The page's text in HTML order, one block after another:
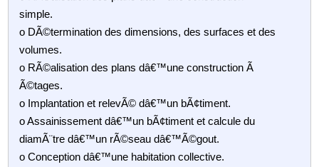
simple.
o DÃ©termination des dimensions, des surfaces et des
volumes.
o RÃ©alisation des plans dâ€™une construction Ã
Ã©tages.
o Implantation et relevÃ© dâ€™un bÃ¢timent.
o Assainissement dâ€™un bÃ¢timent et calcule du
diamÃ¨tre dâ€™un rÃ©seau dâ€™Ã©gout.
o Conception dâ€™une habitation collective.